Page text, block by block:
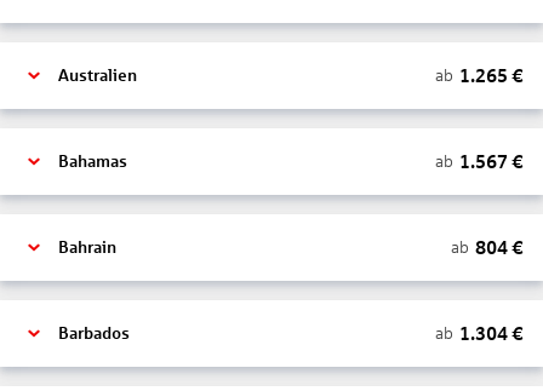
Australien ab 1.265 €
Bahamas ab 1.567 €
Bahrain ab 804€
Barbados ab 1.304€